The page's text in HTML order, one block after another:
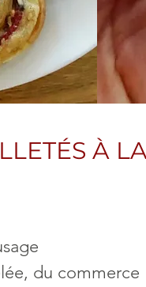
À
du commerce